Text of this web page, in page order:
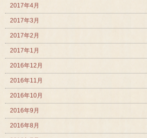
2017年4月
2017年3月
2017年2月
2017年1月
2016年12月
2016年11月
2016年10月
2016年9月
2016年8月